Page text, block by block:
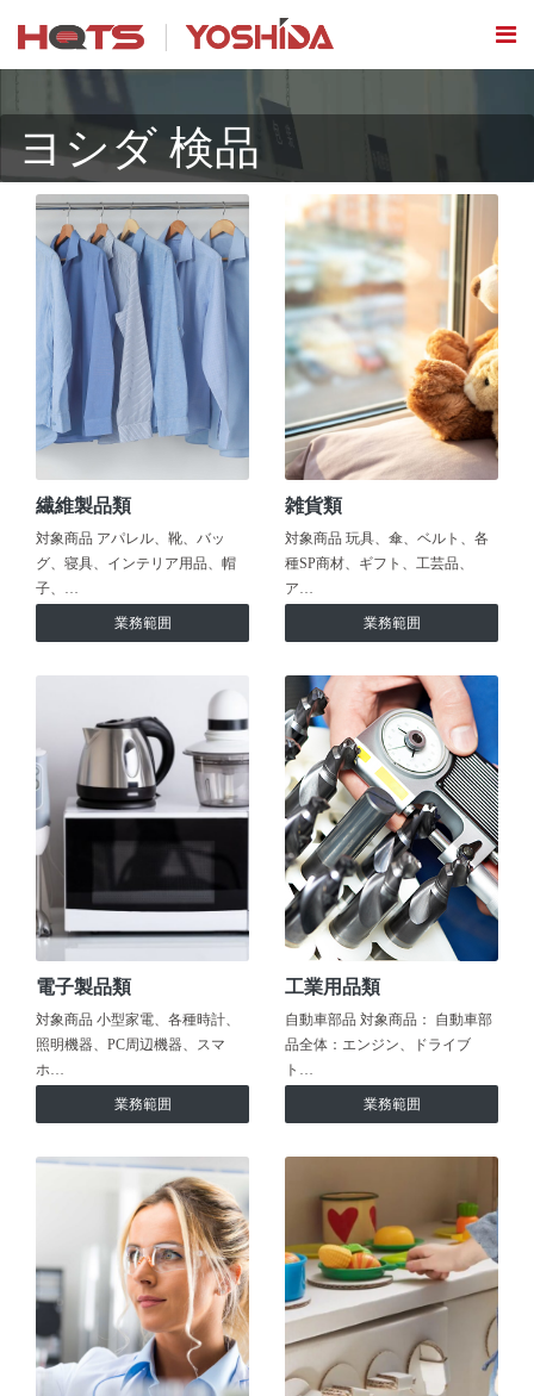
ヨシダ 検品
繊維製品類
対象商品 アパレル、靴、バッ
グ、寝具、インテリア用品、帽
子、…
業務範囲
雑貨類
対象商品 玩具、傘、ベルト、各
種SP商材、ギフト、工芸品、
ア…
業務範囲
電子製品類
対象商品 小型家電、各種時計、
照明機器、PC周辺機器、スマ
ホ…
業務範囲
工業用品類
自動車部品 対象商品： 自動車部
品全体：エンジン、ドライブ
ト…
業務範囲